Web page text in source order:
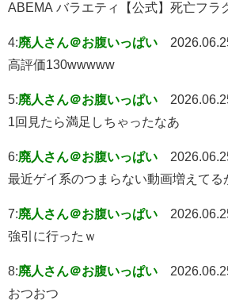
ABEMA バラエティ【公式】死亡フラ
4:廃人さん＠お腹いっぱい
高評価130wwwww
5:廃人さん＠お腹いっぱい
1回見たら満足しちゃったなあ
6:廃人さん＠お腹いっぱい
最近ゲイ系のつまらない動画増えてる
7:廃人さん＠お腹いっぱい
強引に行ったｗ
8:廃人さん＠お腹いっぱい
おつおつ